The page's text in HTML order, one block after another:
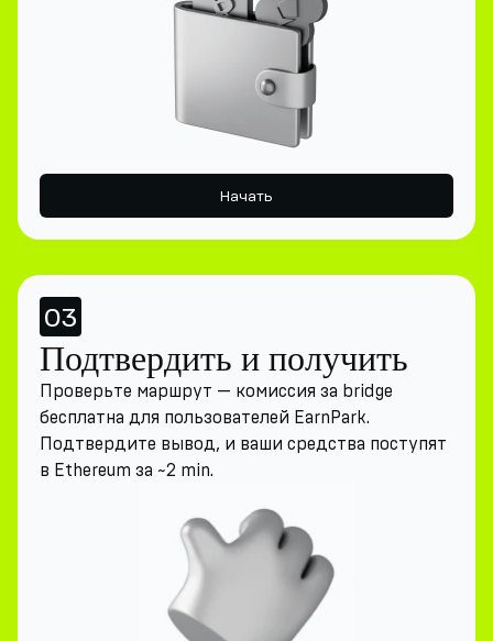
Начать
03
Подтвердить и получить
Проверьте маршрут — комиссия за bridge
бесплатна для пользователей EarnPark.
Подтвердите вывод, и ваши средства поступят
в Ethereum за ~2 min.